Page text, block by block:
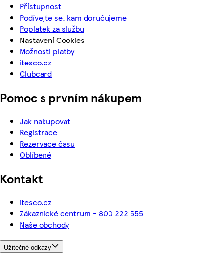
Přístupnost
Podívejte se, kam doručujeme
Poplatek za službu
Nastavení Cookies
Možnosti platby
itesco.cz
Clubcard
Pomoc s prvním nákupem
Jak nakupovat
Registrace
Rezervace času
Oblíbené
Kontakt
itesco.cz
Zákaznické centrum - 800 222 555
Naše obchody
Užitečné odkazy